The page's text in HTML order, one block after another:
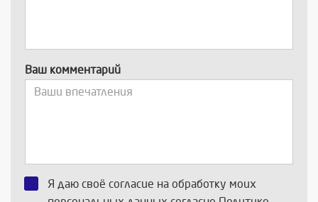
Ваш комментарий
Я даю своё согласие на обработку моих